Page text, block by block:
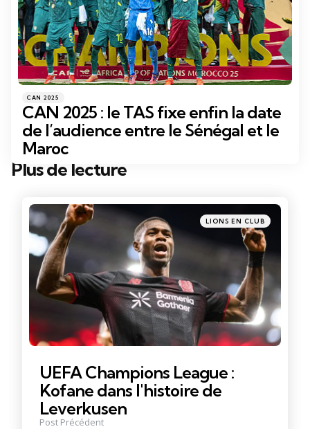
Catégories
Posté
dans
CAN 2025
CAN 2025 : le TAS fixe enfin la date
de l’audience entre le Sénégal et le
Maroc
Plus de lecture
Post
Posté
dans
LIONS EN CLUB
UEFA Champions League :
Kofane dans l'histoire de
Leverkusen
Post Précédent